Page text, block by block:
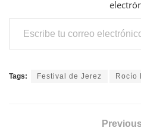
Escribe tu correo electrónico…
Tags: Festival de Jerez Rocío